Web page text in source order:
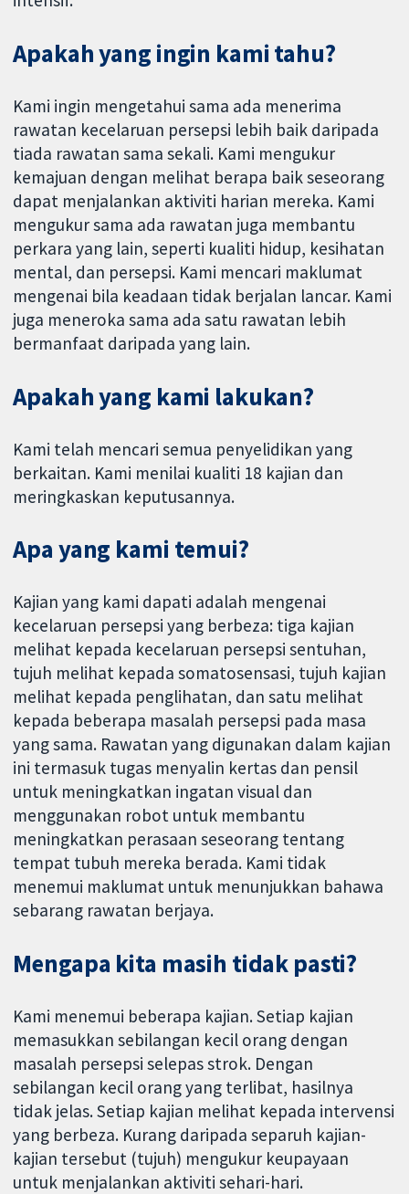
Apakah yang ingin kami tahu?
Kami ingin mengetahui sama ada menerima
rawatan kecelaruan persepsi lebih baik daripada
tiada rawatan sama sekali. Kami mengukur
kemajuan dengan melihat berapa baik seseorang
dapat menjalankan aktiviti harian mereka. Kami
mengukur sama ada rawatan juga membantu
perkara yang lain, seperti kualiti hidup, kesihatan
mental, dan persepsi. Kami mencari maklumat
mengenai bila keadaan tidak berjalan lancar. Kami
juga meneroka sama ada satu rawatan lebih
bermanfaat daripada yang lain.
Apakah yang kami lakukan?
Kami telah mencari semua penyelidikan yang
berkaitan. Kami menilai kualiti 18 kajian dan
meringkaskan keputusannya.
Apa yang kami temui?
Kajian yang kami dapati adalah mengenai
kecelaruan persepsi yang berbeza: tiga kajian
melihat kepada kecelaruan persepsi sentuhan,
tujuh melihat kepada somatosensasi, tujuh kajian
melihat kepada penglihatan, dan satu melihat
kepada beberapa masalah persepsi pada masa
yang sama. Rawatan yang digunakan dalam kajian
ini termasuk tugas menyalin kertas dan pensil
untuk meningkatkan ingatan visual dan
menggunakan robot untuk membantu
meningkatkan perasaan seseorang tentang
tempat tubuh mereka berada. Kami tidak
menemui maklumat untuk menunjukkan bahawa
sebarang rawatan berjaya.
Mengapa kita masih tidak pasti?
Kami menemui beberapa kajian. Setiap kajian
memasukkan sebilangan kecil orang dengan
masalah persepsi selepas strok. Dengan
sebilangan kecil orang yang terlibat, hasilnya
tidak jelas. Setiap kajian melihat kepada intervensi
yang berbeza. Kurang daripada separuh kajian-
kajian tersebut (tujuh) mengukur keupayaan
untuk menjalankan aktiviti sehari-hari.